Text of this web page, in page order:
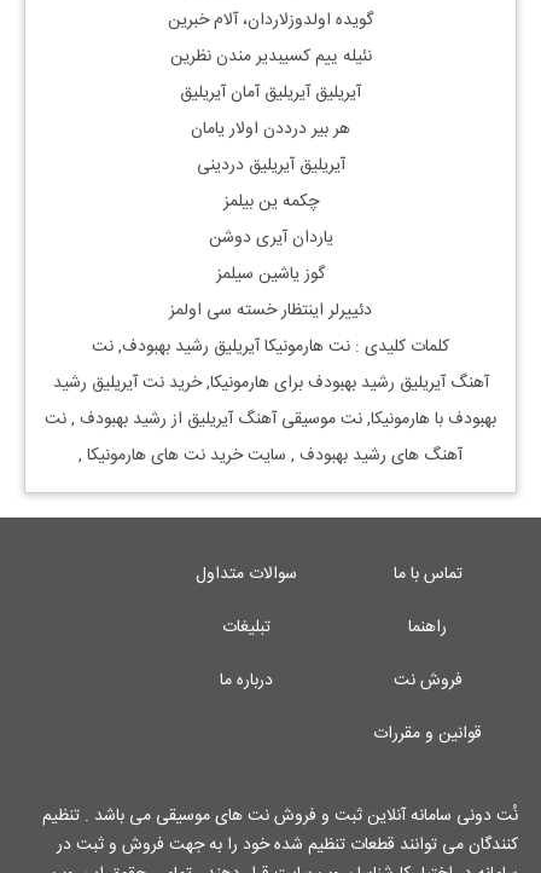
گویده اولدوزلاردان، آلام خبرین
نئیله‌ ییم کسیبدیر مندن نظرین
آیریلیق آیریلیق آمان آیریلیق
هر بیر درد‌دن اولار یامان
آیریلیق آیریلیق دردینی
چکمه‌ ین بیلمز
یاردان آیری دوشن
گوز یاشین سیلمز
دئییرلر اینتظار خسته‌ سی اولمز
کلمات کلیدی : نتهارمونیکاآیریلیق رشید بهبودف, نت
آهنگ آیریلیق رشید بهبودفبرایهارمونیکا, خرید نتآیریلیق رشید
بهبودفباهارمونیکا, نت موسیقی آهنگ آیریلیق از رشید بهبودف , نت
آهنگ های رشید بهبودف , سایت خرید نت هایهارمونیکا ,
تماس با ما
سوالات متداول
راهنما
تبلیغات
فروش نت
درباره ما
قوانین و مقررات
نُت دونی سامانه آنلاین ثبت و فروش نت های موسیقی می باشد . تنظیم
کنندگان می توانند قطعات تنظیم شده خود را به جهت فروش و ثبت در